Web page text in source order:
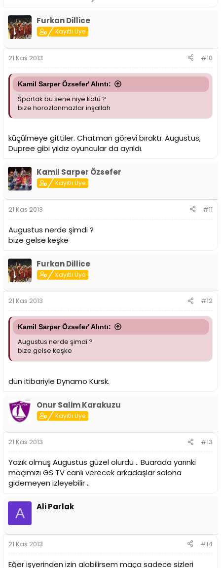
Furkan Dillice
Kayıtlı Üye
21 Kas 2013 #10
Kamil Sarper Özsefer' Alıntı:
Spartak bu sene niye kötü ?
bize horozlanmazlar inşallah
küçülmeye gittiler. Chatman görevi bıraktı. Augustus,
Dupree gibi yıldız oyuncular da ayrıldı.
Kamil Sarper Özsefer
Kayıtlı Üye
21 Kas 2013 #11
Augustus nerde şimdi ?
bize gelse keşke
Furkan Dillice
Kayıtlı Üye
21 Kas 2013 #12
Kamil Sarper Özsefer' Alıntı:
Augustus nerde şimdi ?
bize gelse keşke
dün itibariyle Dynamo Kursk.
Onur Salim Karakuzu
Kayıtlı Üye
21 Kas 2013 #13
Yazık olmuş Augustus güzel olurdu .. Buarada yarınki
maçımızı GS TV canlı verecek arkadaşlar salona
gidemeyen izleyebilir ..
A Ali Parlak
21 Kas 2013 #14
Eğer işyerinden izin alabilirsem maça sadece sizleri